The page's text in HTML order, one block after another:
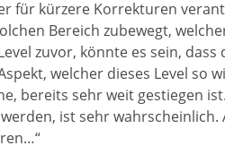
für kürzere Korrekturen
Bereich zubewegt,
zuvor, könnte es sein, dass
welcher dieses Level so
bereits sehr weit gestiegen
ist sehr wahrscheinlich.